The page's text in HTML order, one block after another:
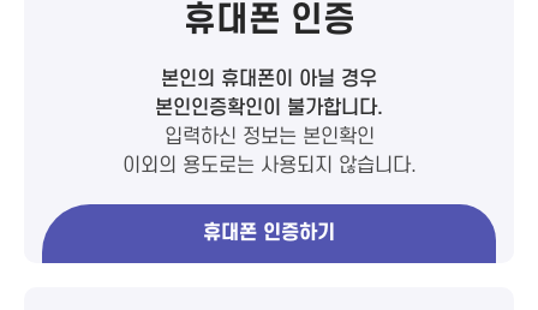
휴대폰 인증
본인의 휴대폰이 아닐 경우
본인인증확인이 불가합니다.
입력하신 정보는 본인확인
이외의 용도로는 사용되지 않습니다.
휴대폰 인증하기